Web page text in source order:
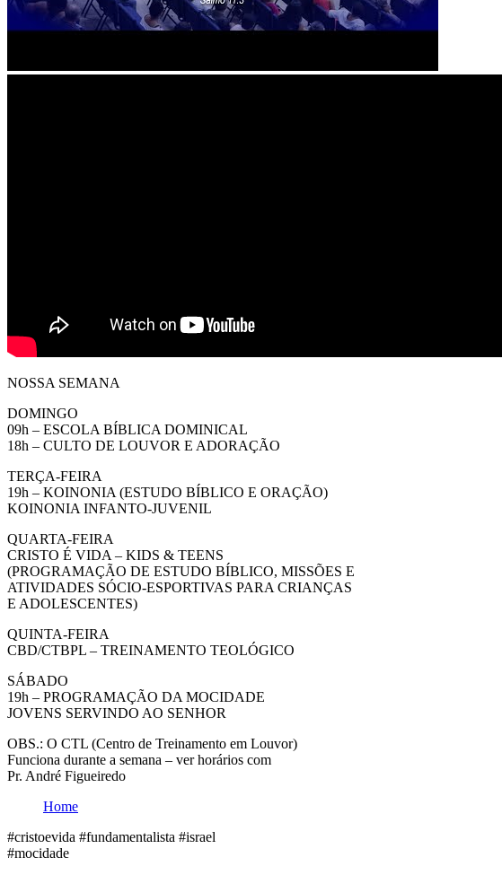
NOSSA SEMANA
DOMINGO
09h – ESCOLA BÍBLICA DOMINICAL
18h – CULTO DE LOUVOR E ADORAÇÃO
TERÇA-FEIRA
19h – KOINONIA (ESTUDO BÍBLICO E ORAÇÃO)
KOINONIA INFANTO-JUVENIL
QUARTA-FEIRA
CRISTO É VIDA – KIDS & TEENS
(PROGRAMAÇÃO DE ESTUDO BÍBLICO, MISSÕES E
ATIVIDADES SÓCIO-ESPORTIVAS PARA CRIANÇAS
E ADOLESCENTES)
QUINTA-FEIRA
CBD/CTBPL – TREINAMENTO TEOLÓGICO
SÁBADO
19h – PROGRAMAÇÃO DA MOCIDADE
JOVENS SERVINDO AO SENHOR
OBS.: O CTL (Centro de Treinamento em Louvor)
Funciona durante a semana – ver horários com
Pr. André Figueiredo
Home
#cristoevida #fundamentalista #israel
#mocidade